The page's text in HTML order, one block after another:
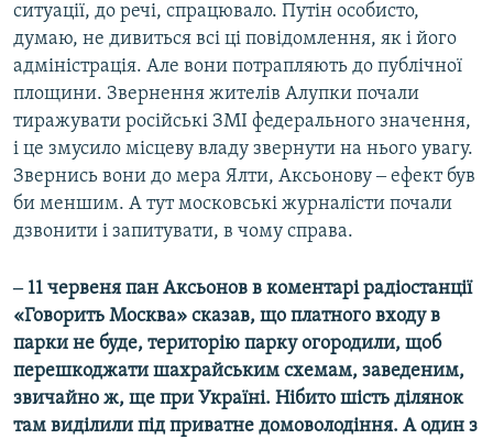
ситуації, до речі, спрацювало. Путін особисто,
думаю, не дивиться всі ці повідомлення, як і його
адміністрація. Але вони потрапляють до публічної
площини. Звернення жителів Алупки почали
тиражувати російські ЗМІ федерального значення,
і це змусило місцеву владу звернути на нього увагу.
Звернись вони до мера Ялти, Аксьонову ‒ ефект був
би меншим. А тут московські журналісти почали
дзвонити і запитувати, в чому справа.
‒ 11 червеня пан Аксьонов в коментарі радіостанції
«Говорить Москва» сказав, що платного входу в
парки не буде, територію парку огородили, щоб
перешкоджати шахрайським схемам, заведеним,
звичайно ж, ще при Україні. Нібито шість ділянок
там виділили під приватне домоволодіння. А один з